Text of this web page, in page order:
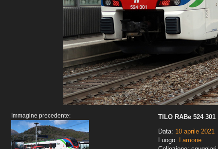
Immagine precedente:
TILO RABe 524 301
Data: 10 aprile 2021
Luogo: Lamone